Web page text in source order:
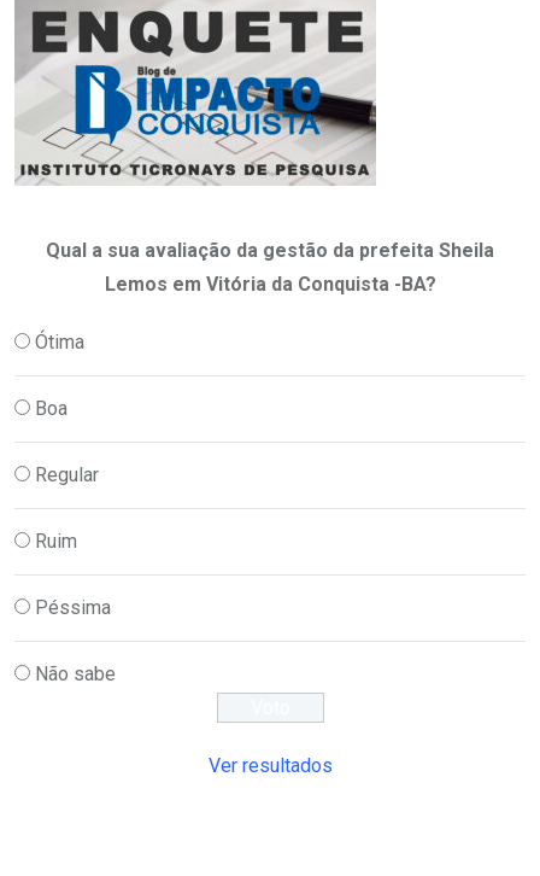
Qual a sua avaliação da gestão da prefeita Sheila
Lemos em Vitória da Conquista -BA?
Ótima
Boa
Regular
Ruim
Péssima
Não sabe
Ver resultados